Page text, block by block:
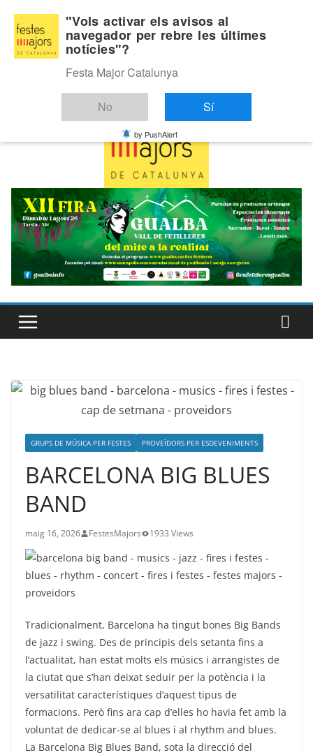
content
Dilluns, agost 10, 2026
Última:
GRUPS DE MÚSICA PER FESTES PROVEÏDORS PER ESDEVENIMENTS
BARCELONA BIG BLUES
BAND
maig 16, 2026 FestesMajors 1933 Views
Tradicionalment, Barcelona ha tingut bones Big Bands
de jazz i swing. Des de principis dels setanta fins a
l’actualitat, han estat molts els músics i arrangistes de
la ciutat que s’han deixat seduir per la potència i la
versatilitat característiques d’aquest tipus de
formacions. Però fins ara cap d’elles ho havia fet amb la
voluntat de dedicar-se al blues i al rhythm and blues.
La Barcelona Big Blues Band, sota la direcció del
"Vols activar els avisos al
navegador per rebre les últimes
notícies"?
Festa Major Catalunya
No Sí
by PushAlert